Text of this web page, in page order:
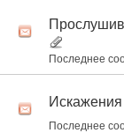
Последнее
Последнее